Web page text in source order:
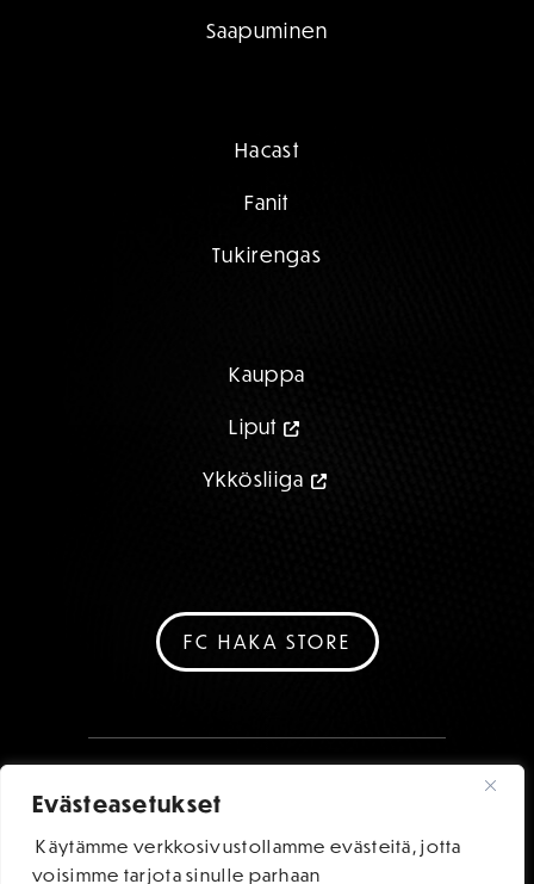
Evästeasetukset
Käytämme verkkosivustollamme evästeitä, jotta
voisimme tarjota sinulle parhaan
Saapuminen
Hacast
Fanit
Tukirengas
Kauppa
Liput
Ykkösliiga
FC HAKA STORE